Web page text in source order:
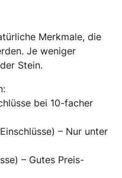
Merkmale, die
Je weniger
Stein.
bei 10-facher
– Nur unter
– Gutes Preis-